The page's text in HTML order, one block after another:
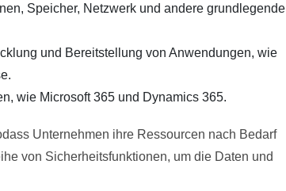
Speicher, Netzwerk und andere grundlegende
und Bereitstellung von Anwendungen, wie
wie Microsoft 365 und Dynamics 365.
Unternehmen ihre Ressourcen nach Bedarf
von Sicherheitsfunktionen, um die Daten und